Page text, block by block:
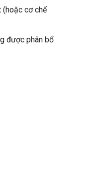
(hoặc cơ chế
được phân bổ